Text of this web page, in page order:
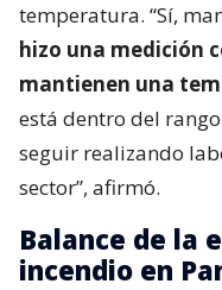
temperatura. “Sí,
hizo una medición
mantienen una
está dentro del
seguir realizando
sector”, afirmó.
Balance de la
incendio en